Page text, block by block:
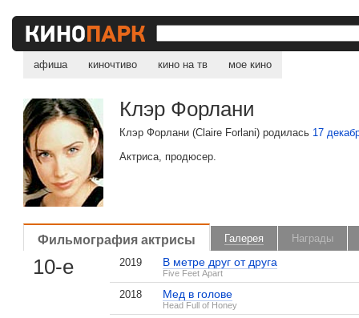
афиша киночтиво кино на тв мое кино
Клэр Форлани
Клэр Форлани (Claire Forlani) родилась 17
Актриса, продюсер.
Фильмография актрисы Галерея Награды
10-е 2019 В метре друг от друга
Five Feet Apart
2018 Мед в голове
Head Full of Honey